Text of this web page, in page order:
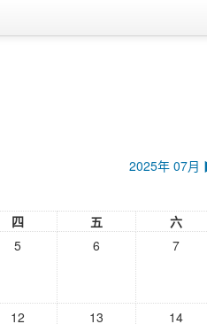
2025年 07月
四 五
六
5 6 7
12 13 14